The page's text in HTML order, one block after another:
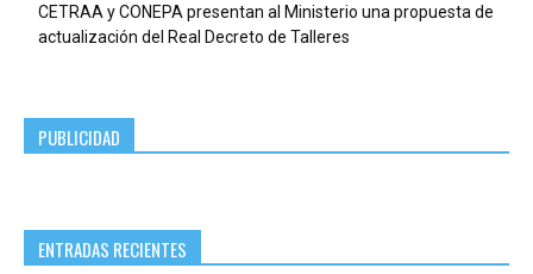
CETRAA y CONEPA presentan al Ministerio una propuesta de
actualización del Real Decreto de Talleres
PUBLICIDAD
ENTRADAS RECIENTES